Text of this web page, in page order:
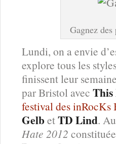
Gagnez
Lundi, on a envie
explore tous les
finissent leur
par Bristol avec
festival des inRocKs
GelbetTD Lind.
Hate 2012